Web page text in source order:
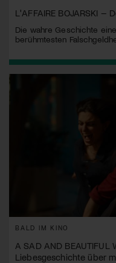
L'AFFAIRE BOJARSKI –
Die wahre Geschichte
berühmtesten
BALD IM KINO
A SAD AND BEAUTIFUL
Liebesgeschichte über